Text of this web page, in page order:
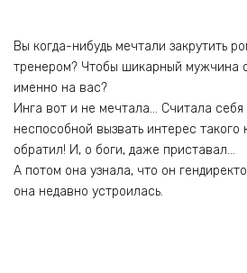
Вы когда-нибудь мечтали закрутить
тренером? Чтобы шикарный мужчина
именно на вас?
Инга вот и не мечтала… Считала
неспособной вызвать интерес такого
обратил! И, о боги, даже приставал…
А потом она узнала, что он
она недавно устроилась.